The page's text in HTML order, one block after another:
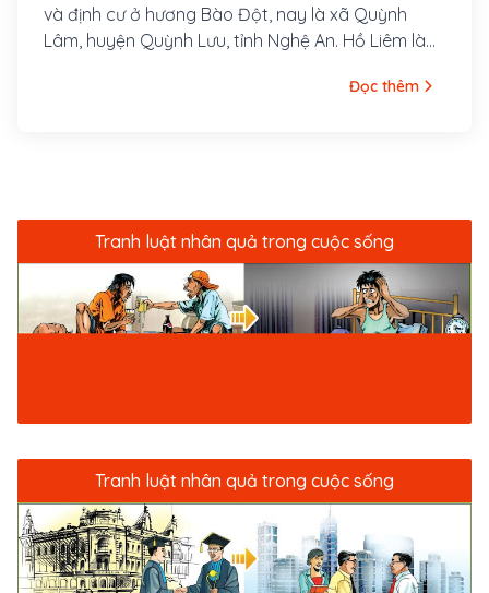
và định cư ở hương Bào Đột, nay là xã Quỳnh
Lâm, huyện Quỳnh Lưu, tỉnh Nghệ An. Hồ Liêm là
Hóa, làm con nuôi tuyên úy Lê Huấn, từ đấy lấy Lê
Đọc thêm
Tranh luật nhân quả trong cuộc sống
Tranh luật nhân quả trong cuộc sống